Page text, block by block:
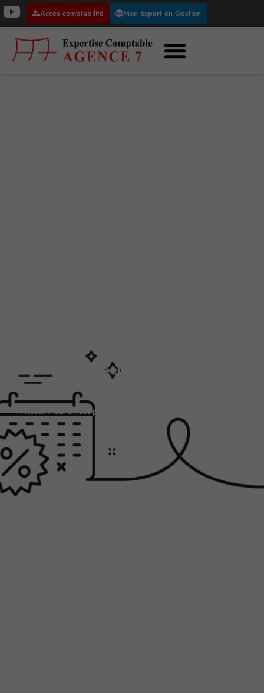
Accès comptabilité Mon Expert en Gestion
Santé : des précisions sont apportées
à propos des remises conventionnées
Accueil»Santé : des précisions sont apportées à propos des remises